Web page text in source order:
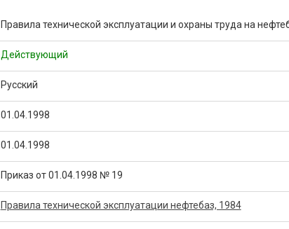
Правила технической эксплуатации и охраны труда на
Действующий
Русский
01.04.1998
01.04.1998
Приказ от 01.04.1998 № 19
Правила технической эксплуатации нефтебаз, 1984